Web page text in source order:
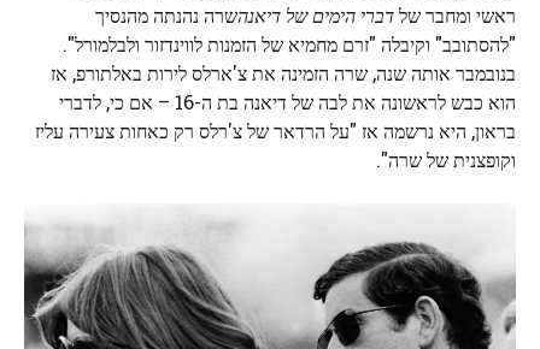
ראשי ומחבר שלדברי הימים של דיאנהשרה נהנתה מהנסיך
"להסתובב" וקיבלה "זרם מחמיא של הזמנות לווינדזור ולבלמורל".
בנובמבר אותה שנה, שרה הזמינה את צ'ארלס לירות באלתורפ, אז
הוא כבש לראשונה את לבה של דיאנה בת ה-16 – אם כי, לדברי
בראון, היא נרשמה אז "על הרדאר של צ'רלס רק כאחות צעירה עליז
וקופצנית של שרה".